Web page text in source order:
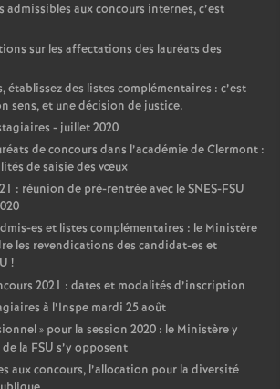
admissibles aux concours internes, c’est
sur les affectations des lauréats des
établissez des listes complémentaires : c’est
sens, et une décision de justice.
- juillet 2020
de concours dans l’académie de Clermont :
de saisie des vœux
: réunion de pré-rentrée avec le SNES-FSU
es et listes complémentaires : le Ministère
les revendications des candidat-es et
!
2021 : dates et modalités d’inscription
à l’Inspe mardi 25 août
» pour la session 2020 : le Ministère y
la FSU s’y opposent
aux concours, l’allocation pour la diversité